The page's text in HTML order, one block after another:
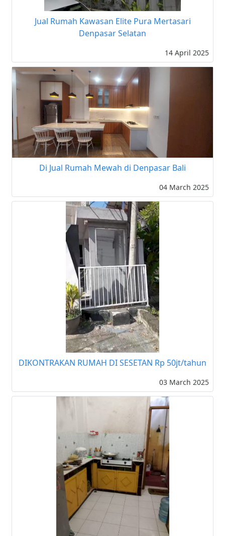
Jual Rumah Kawasan Elite Pura Mertasari
Denpasar Selatan
14 April 2025
Di Jual Rumah Mewah di Denpasar Bali
04 March 2025
DIKONTRAKAN RUMAH DI SESETAN Rp 50jt/tahun
03 March 2025